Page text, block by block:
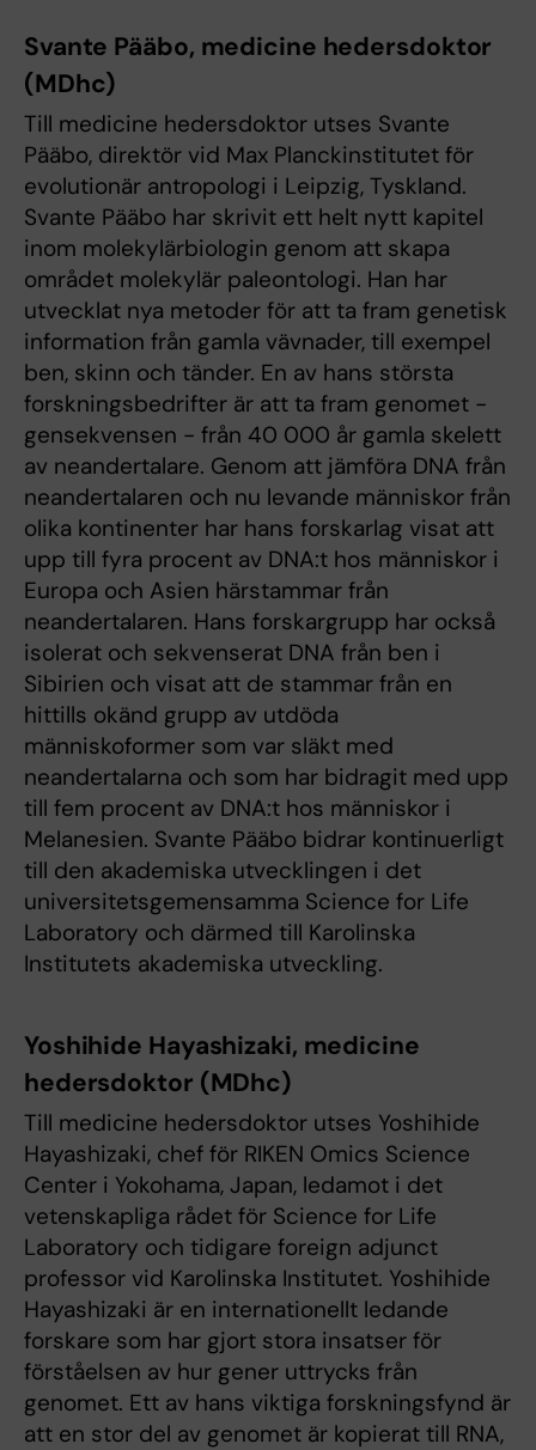
Svante Pääbo, medicine hedersdoktor
(MDhc)
Till medicine hedersdoktor utses Svante
Pääbo, direktör vid Max Planckinstitutet för
evolutionär antropologi i Leipzig, Tyskland.
Svante Pääbo har skrivit ett helt nytt kapitel
inom molekylärbiologin genom att skapa
området molekylär paleontologi. Han har
utvecklat nya metoder för att ta fram genetisk
information från gamla vävnader, till exempel
ben, skinn och tänder. En av hans största
forskningsbedrifter är att ta fram genomet -
gensekvensen - från 40 000 år gamla skelett
av neandertalare. Genom att jämföra DNA från
neandertalaren och nu levande människor från
olika kontinenter har hans forskarlag visat att
upp till fyra procent av DNA:t hos människor i
Europa och Asien härstammar från
neandertalaren. Hans forskargrupp har också
isolerat och sekvenserat DNA från ben i
Sibirien och visat att de stammar från en
hittills okänd grupp av utdöda
människoformer som var släkt med
neandertalarna och som har bidragit med upp
till fem procent av DNA:t hos människor i
Melanesien. Svante Pääbo bidrar kontinuerligt
till den akademiska utvecklingen i det
universitetsgemensamma Science for Life
Laboratory och därmed till Karolinska
Institutets akademiska utveckling.
Yoshihide Hayashizaki, medicine
hedersdoktor (MDhc)
Till medicine hedersdoktor utses Yoshihide
Hayashizaki, chef för RIKEN Omics Science
Center i Yokohama, Japan, ledamot i det
vetenskapliga rådet för Science for Life
Laboratory och tidigare foreign adjunct
professor vid Karolinska Institutet. Yoshihide
Hayashizaki är en internationellt ledande
forskare som har gjort stora insatser för
förståelsen av hur gener uttrycks från
genomet. Ett av hans viktiga forskningsfynd är
att en stor del av genomet är kopierat till RNA,